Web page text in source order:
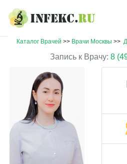
Каталог Врачей >> Врачи Москвы >>
Запись к Врачу: 8